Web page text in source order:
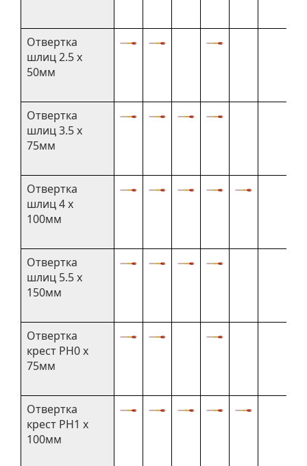
Отвертка
шлиц 2.5 x
50мм
Отвертка
шлиц 3.5 x
75мм
Отвертка
шлиц 4 x
100мм
Отвертка
шлиц 5.5 x
150мм
Отвертка
крест PH0 x
75мм
Отвертка
крест PH1 x
100мм